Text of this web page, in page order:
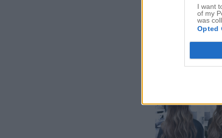
I want
of my
was
Opted